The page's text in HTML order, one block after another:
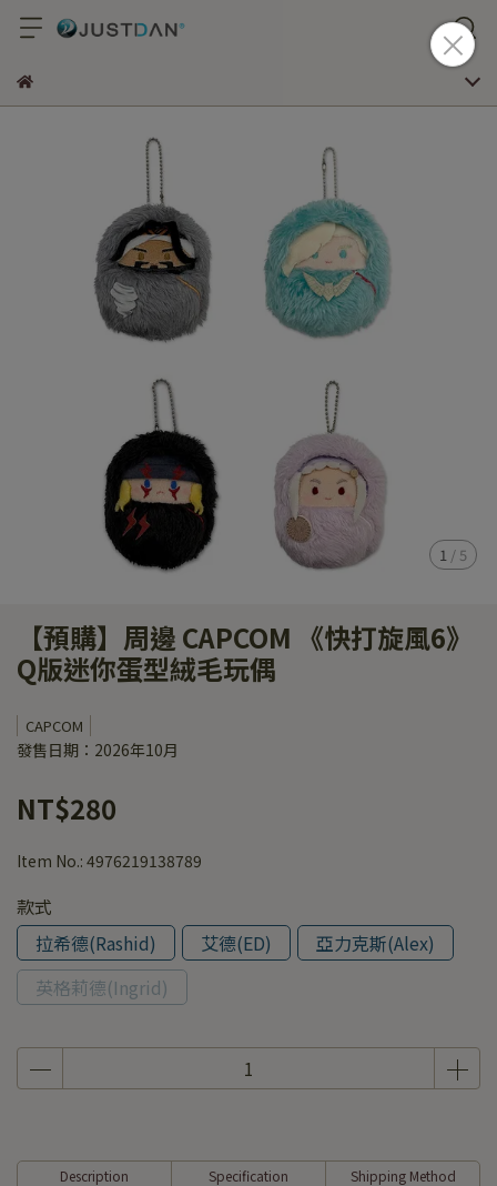
1 / 5
【預購】周邊 CAPCOM 《快打旋風6》
Q版迷你蛋型絨毛玩偶
CAPCOM
發售日期：2026年10月
NT$280
Item No.: 4976219138789
款式
拉希德(Rashid)
艾德(ED)
亞力克斯(Alex)
英格莉德(Ingrid)
Description Specification Shipping Method